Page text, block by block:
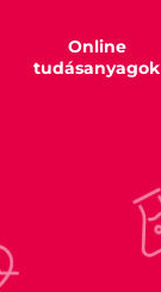
Online
tudásanyagok